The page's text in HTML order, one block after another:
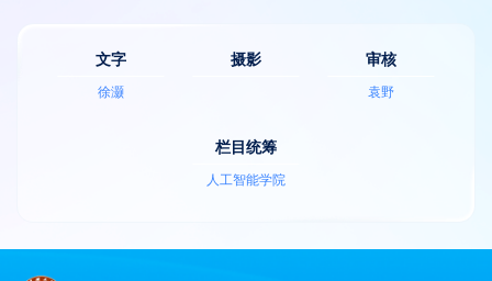
文字
徐灏
摄影 审核
袁野
栏目统筹
人工智能学院